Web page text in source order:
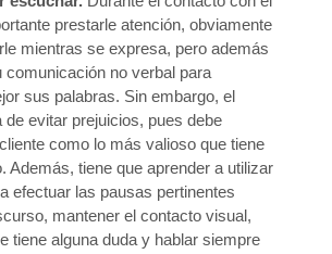
prestarle atención, obviamente
mientras se expresa, pero además
comunicación no verbal para
sus palabras. Sin embargo, el
de evitar prejuicios, pues debe
como lo más valioso que tiene
Además, tiene que aprender a utilizar
efectuar las pausas pertinentes
mantener el contacto visual,
tiene alguna duda y hablar siempre